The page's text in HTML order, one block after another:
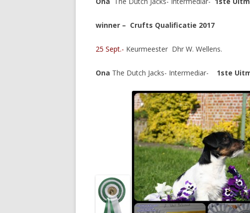
winner – Crufts Qualificatie 2017
25 Sept.- Keurmeester Dhr W. Wellens.
Ona The Dutch Jacks- Intermediar- 1ste